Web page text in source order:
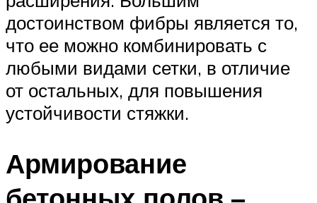
достоинством фибры является то,
что ее можно комбинировать с
любыми видами сетки, в отличие
от остальных, для повышения
устойчивости стяжки.
Армирование